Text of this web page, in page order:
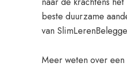
beste duurzame
van
Meer weten over